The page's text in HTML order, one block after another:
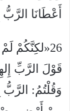
أَعْطَانَا الرَّبُّ
26«لكِنَّكُمْ
وَقُلْتُمُ: الرَّبُّ